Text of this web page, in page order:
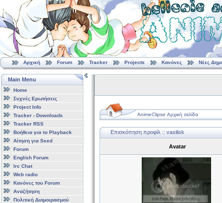
Αρχική Forum Tracker Projects Κανόνες Νέες
Main Menu
Home
Συχνές Ερωτήσεις
Project Info
Tracker - Downloads
Tracker RSS
Βοήθεια για το Playback
Αίτηση για Seed
Forum
English Forum
Irc Chat
Web radio
Κανόνες του Forum
Αναζήτηση
Πολιτική Διαμοιρασμού
AnimeClipse Αρχική σελίδα
Επισκόπηση προφίλ :: vasilisk
Avatar